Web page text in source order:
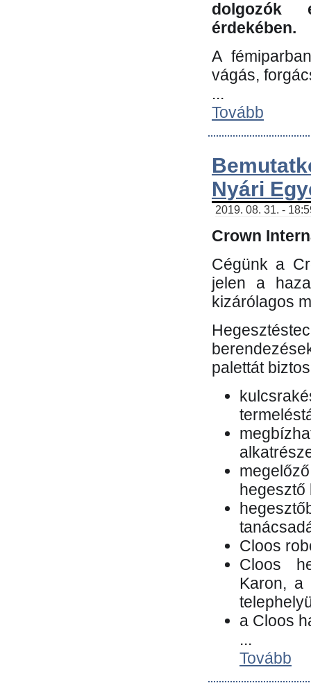
dolgozók
érdekében.
A
vágás,
...
Tovább
Nyári
2019. 08. 31. -
Crown
Cégünk a
jelen a
kizárólagos
palettát
hegesztő
Cloos
Cloos
Karon, a
a Cloos
...
Tovább